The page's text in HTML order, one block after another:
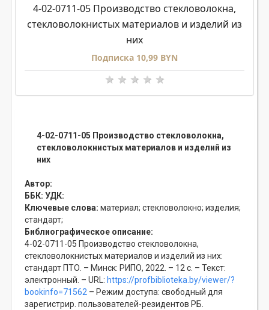
4-02-0711-05 Производство стекловолокна,
стекловолокнистых материалов и изделий из
них
Подписка 10,99 BYN
4-02-0711-05 Производство стекловолокна,
стекловолокнистых материалов и изделий из
них
Автор:
ББК: УДК:
Ключевые слова: материал; стекловолокно; изделия;
стандарт;
Библиографическое описание:
4-02-0711-05 Производство стекловолокна,
стекловолокнистых материалов и изделий из них:
стандарт ПТО. – Минск: РИПО, 2022. – 12 с. – Текст:
электронный. – URL: https://profbiblioteka.by/viewer/?
bookinfo=71562 – Режим доступа: свободный для
зарегистрир. пользователей-резидентов РБ.